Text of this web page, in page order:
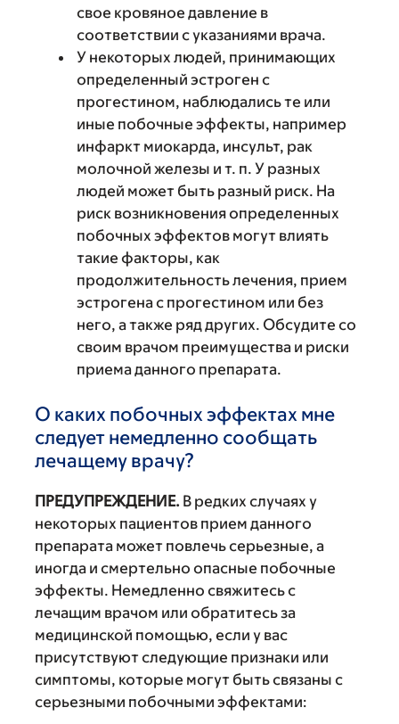
свое кровяное давление в
соответствии с указаниями врача.
У некоторых людей, принимающих
определенный эстроген с
прогестином, наблюдались те или
иные побочные эффекты, например
инфаркт миокарда, инсульт, рак
молочной железы и т. п. У разных
людей может быть разный риск. На
риск возникновения определенных
побочных эффектов могут влиять
такие факторы, как
продолжительность лечения, прием
эстрогена с прогестином или без
него, а также ряд других. Обсудите со
своим врачом преимущества и риски
приема данного препарата.
О каких побочных эффектах мне
следует немедленно сообщать
лечащему врачу?
ПРЕДУПРЕЖДЕНИЕ. В редких случаях у
некоторых пациентов прием данного
препарата может повлечь серьезные, а
иногда и смертельно опасные побочные
эффекты. Немедленно свяжитесь с
лечащим врачом или обратитесь за
медицинской помощью, если у вас
присутствуют следующие признаки или
симптомы, которые могут быть связаны с
серьезными побочными эффектами: